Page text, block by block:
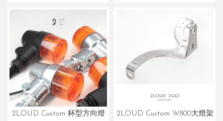
2LOUD Custom 杯型方向燈
2LOUD Custom W800大燈架